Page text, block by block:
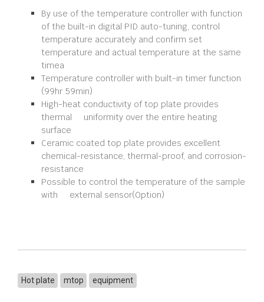
By use of the temperature controller with function
of the built-in digital PID auto-tuning, control
temperature accurately and confirm set
temperature and actual temperature at the same
timea
Temperature controller with built-in timer function
(99hr 59min)
High-heat conductivity of top plate provides
thermal uniformity over the entire heating
surface
Ceramic coated top plate provides excellent
chemical-resistance, thermal-proof, and corrosion-
resistance
Possible to control the temperature of the sample
with external sensor(Option)
Hot plate mtop equipment